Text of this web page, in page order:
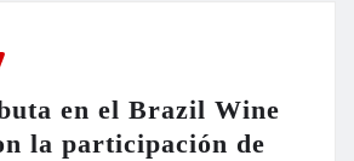
en el Brazil Wine
la participación de